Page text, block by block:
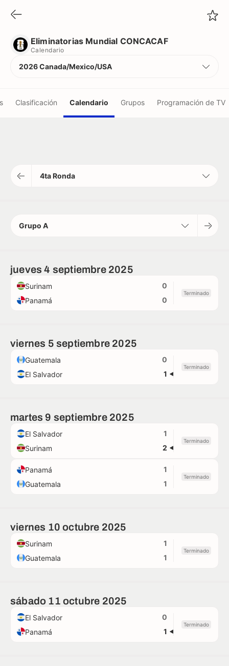
Eliminatorias Mundial CONCACAF
Calendario
2026 Canada/Mexico/USA
Clasificación Calendario Grupos Programación de TV
4ta Ronda
Grupo A
jueves 4 septiembre 2025
Surinam
0
Panamá
0
Terminado
viernes 5 septiembre 2025
Guatemala
0
El Salvador
1
Terminado
martes 9 septiembre 2025
El Salvador
1
Surinam
2
Terminado
Panamá
1
Guatemala
1
Terminado
viernes 10 octubre 2025
Surinam
1
Guatemala
1
Terminado
sábado 11 octubre 2025
El Salvador
0
Panamá
1
Terminado